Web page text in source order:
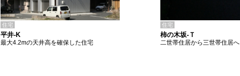
住宅
平井-K
最大4.2mの天井高を確保した住宅
住宅
柿の木坂-Ｔ
二世帯住居から三世帯住居へ